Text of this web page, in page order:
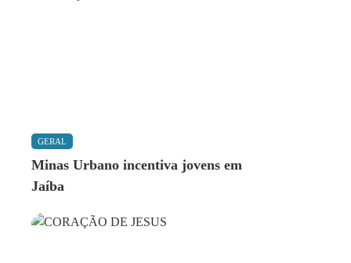
GERAL
Minas Urbano incentiva jovens em
Jaíba